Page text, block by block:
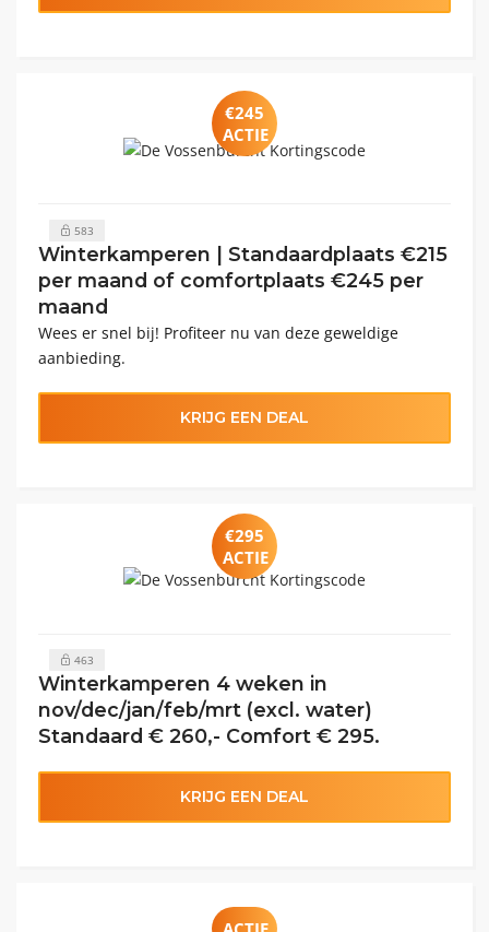
€245
ACTIE
583
Winterkamperen | Standaardplaats €215
per maand of comfortplaats €245 per
maand
Wees er snel bij! Profiteer nu van deze geweldige
aanbieding.
KRIJG EEN DEAL
€295
ACTIE
463
Winterkamperen 4 weken in
nov/dec/jan/feb/mrt (excl. water)
Standaard € 260,- Comfort € 295.
KRIJG EEN DEAL